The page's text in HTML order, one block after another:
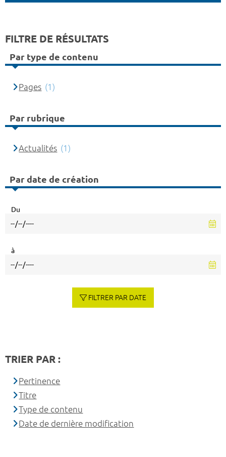
FILTRE DE RÉSULTATS
Par type de contenu
Pages (1)
Par rubrique
Actualités (1)
Par date de création
Du
à
FILTRER PAR DATE
TRIER PAR :
Pertinence
Titre
Type de contenu
Date de dernière modification